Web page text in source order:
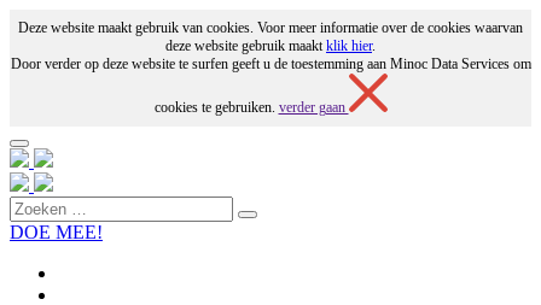
Deze website maakt gebruik van cookies. Voor meer informatie over de cookies waarvan
deze website gebruik maaktklik hier.
Door verder op deze website te surfen geeft u de toestemming aan Minoc Data Services om
cookies te gebruiken. verder gaan
DOE MEE!